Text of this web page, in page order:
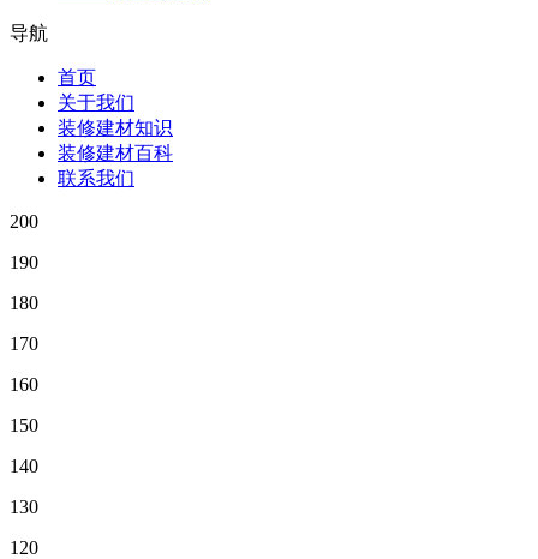
导航
首页
关于我们
装修建材知识
装修建材百科
联系我们
200
190
180
170
160
150
140
130
120